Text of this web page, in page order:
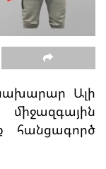
Ալի
հանցագործ